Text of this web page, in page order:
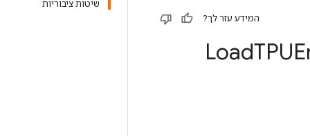
שיטות ציבוריות
המידע עזר לך?
Load